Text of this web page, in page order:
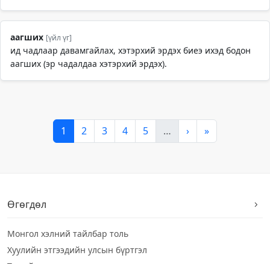
аагших [үйл үг]
ид чадлаар давамгайлах, хэтэрхий эрдэх биеэ ихэд бодон
аагших (эр чадалдаа хэтэрхий эрдэх).
1 2 3 4 5 … › »
Өгөгдөл
Монгол хэлний тайлбар толь
Хуулийн этгээдийн улсын бүртгэл